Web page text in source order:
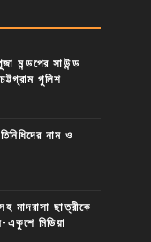
মন্ডপের সাউন্ড
পুলিশ
নাম ও
মাদরাসা ছাত্রীকে
একুশে মিডিয়া